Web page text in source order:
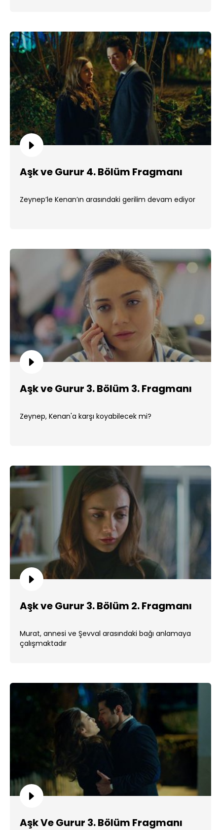
Aşk ve Gurur 4. Bölüm Fragmanı
Zeynep’le Kenan’ın arasındaki gerilim devam ediyor
Aşk ve Gurur 3. Bölüm 3. Fragmanı
Zeynep, Kenan'a karşı koyabilecek mi?
Aşk ve Gurur 3. Bölüm 2. Fragmanı
Murat, annesi ve Şevval arasındaki bağı anlamaya
çalışmaktadır
Aşk Ve Gurur 3. Bölüm Fragmanı